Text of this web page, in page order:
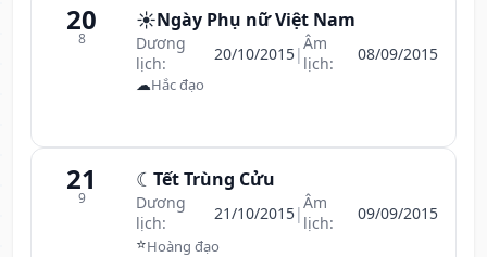
20
8
☀️Ngày Phụ nữ Việt Nam
Dương
lịch:
20/10/2015|Âm
lịch:
08/09/2015
☁Hắc đạo
21
9
☾ Tết Trùng Cửu
Dương
lịch:
21/10/2015|Âm
lịch:
09/09/2015
⭐Hoàng đạo